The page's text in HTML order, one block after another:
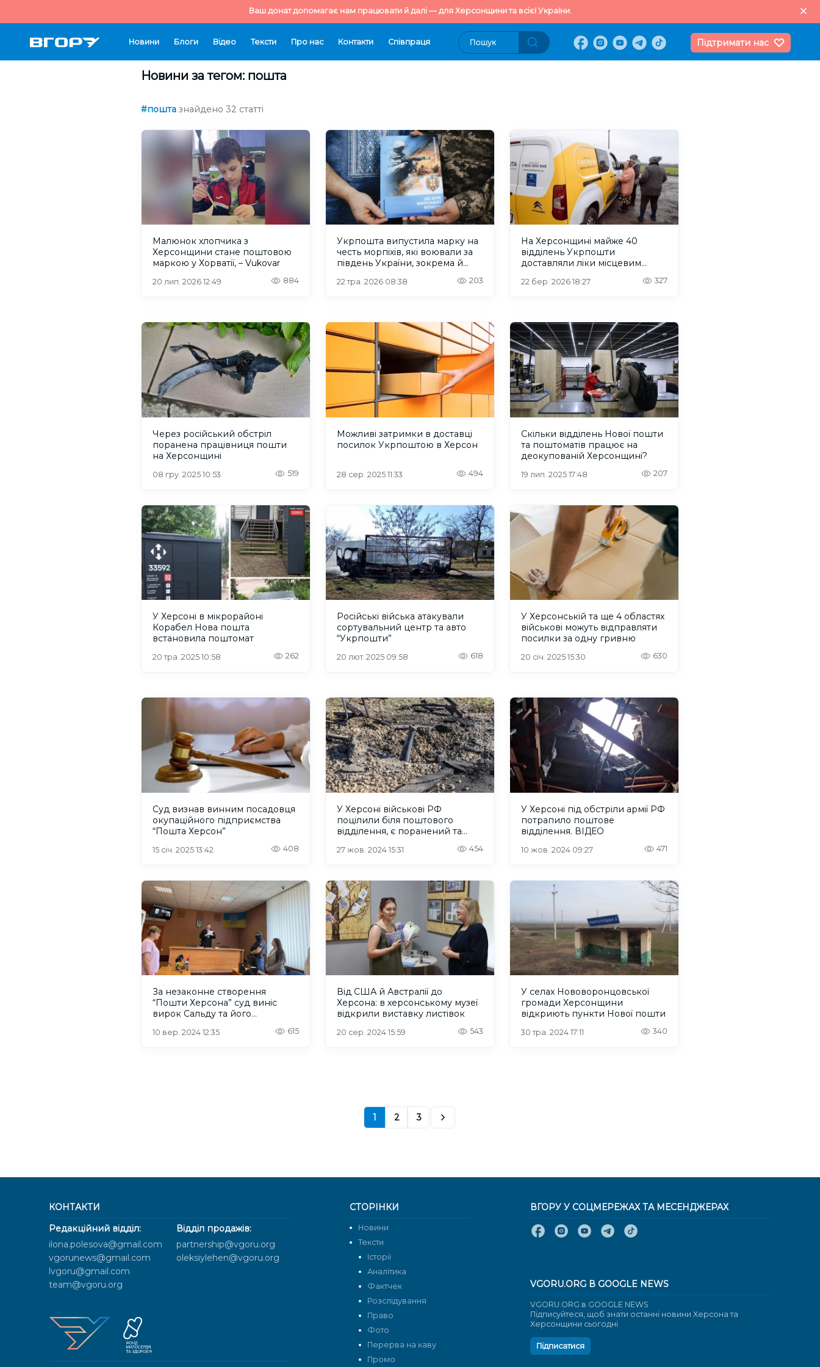
Ваш донат допомагає нам працювати й далі — для Херсонщини та всієї України.
Новини Блоги Відео Тексти Про нас Контакти Cпівпраця Підтримати нас
Новини за тегом: пошта
#пошта знайдено 32 статті
Малюнок хлопчика з
Херсонщини стане поштовою
маркою у Хорватії, – Vukovar
20 лип. 2026 12:49 884
Укрпошта випустила марку на
честь морпіхів, які воювали за
південь України, зокрема й
22 тра. 2026 08:38 203
На Херсонщині майже 40
відділень Укрпошти
доставляли ліки місцевим
22 бер. 2026 18:27 327
Через російський обстріл
поранена працівниця пошти
на Херсонщині
08 гру. 2025 10:53 519
Можливі затримки в доставці
посилок Укрпоштою в Херсон
28 сер. 2025 11:33 494
Скільки відділень Нової пошти
та поштоматів працює на
деокупованій Херсонщині?
19 лип. 2025 17:48 207
У Херсоні в мікрорайоні
Корабел Нова пошта
встановила поштомат
20 тра. 2025 10:58 262
Російські війська атакували
сортувальний центр та авто
“Укрпошти”
20 лют. 2025 09:58 618
У Херсонській та ще 4 областях
військові можуть відправляти
посилки за одну гривню
20 січ. 2025 15:30 630
Суд визнав винним посадовця
окупаційного підприємства
“Пошта Херсон”
15 січ. 2025 13:42 408
У Херсоні військові РФ
поцілили біля поштового
відділення, є поранений та
27 жов. 2024 15:31 454
У Херсоні під обстріли армії РФ
потрапило поштове
відділення. ВІДЕО
10 жов. 2024 09:27 471
За незаконне створення
“Пошти Херсона” суд виніс
вирок Сальду та його
10 вер. 2024 12:35 615
Від США й Австралії до
Херсона: в херсонському музеї
відкрили виставку листівок
20 сер. 2024 15:59 543
У селах Нововоронцовської
громади Херсонщини
відкриють пункти Нової пошти
30 тра. 2024 17:11 340
1 2 3
КОНТАКТИ
Редакційний відділ:
ilona.polesova@gmail.com
vgorunews@gmail.com
lvgoru@gmail.com
team@vgoru.org
Відділ продажів:
partnership@vgoru.org
oleksiylehen@vgoru.org
СТОРІНКИ
Новини
Тексти
Історії
Аналітика
Фактчек
Розслідування
Право
Фото
Перерва на каву
Промо
ВГОРУ У СОЦМЕРЕЖАХ ТА МЕСЕНДЖЕРАХ
VGORU.ORG В GOOGLE NEWS
VGORU.ORG в GOOGLE NEWS
Підписуйтеся, щоб знати останні новини Херсона та
Херсонщини сьогодні
Підписатися